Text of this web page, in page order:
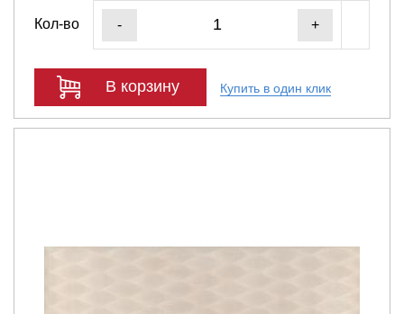
Кол-во - +
В корзину Купить в один клик